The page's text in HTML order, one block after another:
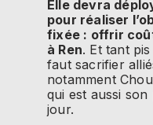
Elle devra
pour réaliser
fixée : offrir
à Ren. Et tant
faut sacrifier
notamment
qui est aussi
jour.